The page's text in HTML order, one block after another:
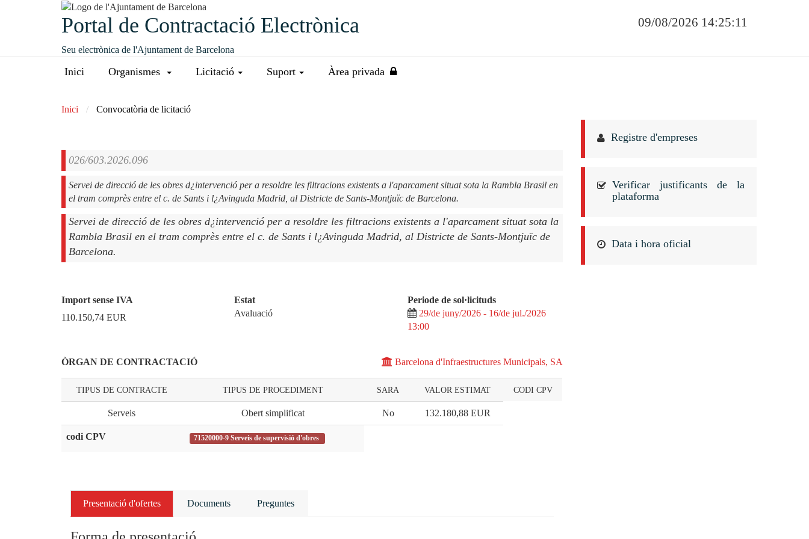
09/08/2026 14:25:11
Portal de Contractació Electrònica
Seu electrònica de l'Ajuntament de Barcelona
Inici Organismes Licitació Suport Àrea privada
Inici Convocatòria de licitació
026/603.2026.096
Servei de direcció de les obres d¿intervenció per a resoldre les filtracions existents a l'aparcament situat sota la Rambla Brasil en
Servei de direcció de les obres d¿intervenció per a resoldre les filtracions existents a l'aparcament situat sota la
Rambla Brasil en el tram comprès entre el c. de Sants i l¿Avinguda Madrid, al Districte de Sants-Montjuïc de
Import sense IVA
110.150,74 EUR
Estat
Avaluació
Periode de sol·licituds
29/de juny/2026 - 16/de jul./2026
13:00
ÒRGAN DE CONTRACTACIÓ Barcelona d'Infraestructures Municipals, SA
TIPUS DE CONTRACTE TIPUS DE PROCEDIMENT SARA VALOR ESTIMAT CODI CPV
Serveis Obert simplificat No 132.180,88 EUR
codi CPV 71520000-9 Serveis de supervisió d'obres
Presentació d'ofertes Documents Preguntes
Registre d'empreses
Verificar justificants de la
plataforma
Data i hora oficial